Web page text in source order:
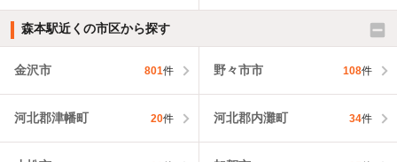
森本駅近くの市区から探す
金沢市 801件 野々市市 108件
河北郡津幡町 20件 河北郡内灘町 34件